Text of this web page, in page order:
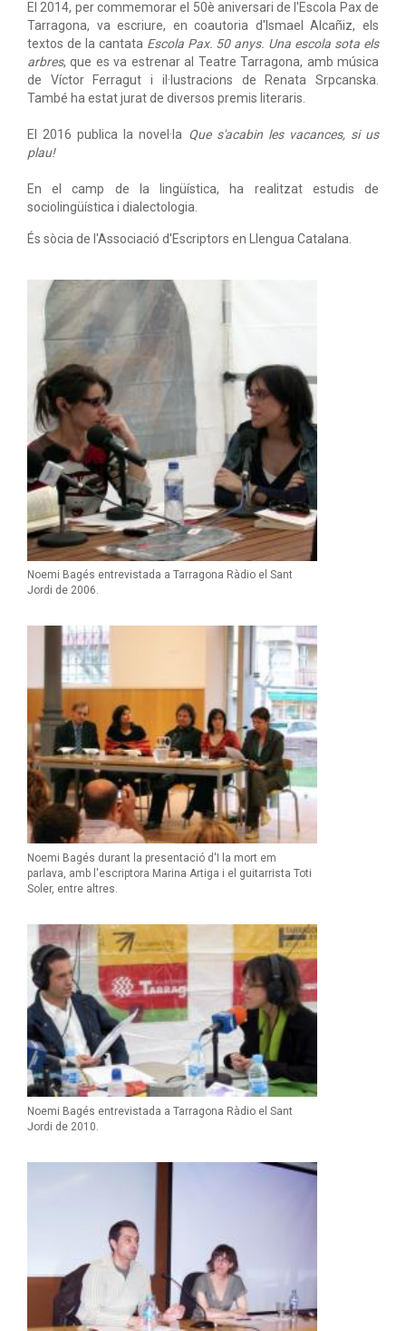
Noemi Bagés entrevistada a Tarragona Ràdio el Sant
Jordi de 2006.
Noemi Bagés durant la presentació d'I la mort em
parlava, amb l'escriptora Marina Artiga i el guitarrista Toti
Soler, entre altres.
Noemi Bagés entrevistada a Tarragona Ràdio el Sant
Jordi de 2010.
El 2014, per commemorar el 50è aniversari de l'Escola Pax de
Tarragona, va escriure, en coautoria d'Ismael Alcañiz, els
textos de la cantata Escola Pax. 50 anys. Una escola sota els
arbres, que es va estrenar al Teatre Tarragona, amb música
de Víctor Ferragut i il·lustracions de Renata Srpcanska.
També ha estat jurat de diversos premis literaris.
El 2016 publica la novel·la Que s'acabin les vacances, si us
plau!
En el camp de la lingüística, ha realitzat estudis de
sociolingüística i dialectologia.
És sòcia de l'Associació d'Escriptors en Llengua Catalana.